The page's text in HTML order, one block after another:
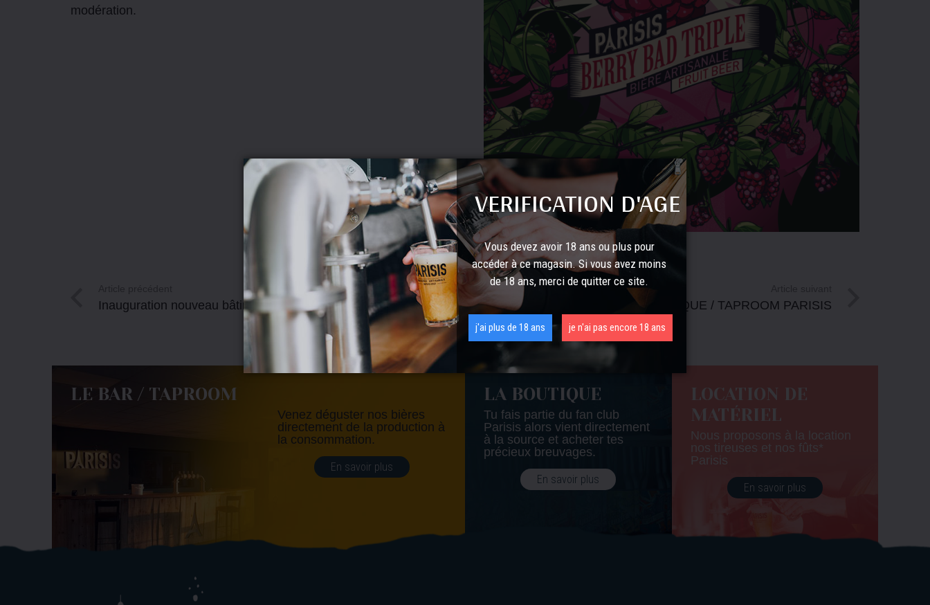
modération.
Inauguration nouveau bâtiment + 10 ans de la brasserie BOUTIQUE / TAPROOM PARISIS
LE BAR / TAPROOM
Venez déguster nos bières
directement de la production à
la consommation.
En savoir plus
LA BOUTIQUE
Tu fais partie du fan club
Parisis alors vient directement
à la source et acheter tes
précieux breuvages.
En savoir plus
LOCATION DE
MATÉRIEL
Nous proposons à la location
nos tireuses et nos fûts*
Parisis
En savoir plus
VERIFICATION D'AGE
Vous devez avoir 18 ans ou plus pour
accéder à ce magasin. Si vous avez moins
de 18 ans, merci de quitter ce site.
j'ai plus de 18 ans je n'ai pas encore 18 ans